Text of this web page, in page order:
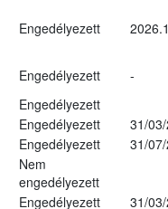
Engedélyezett
Engedélyezett
-
Engedélyezett
Engedélyezett
31/
Engedélyezett
31/
Nem
engedélyezett
Engedélyezett
31/